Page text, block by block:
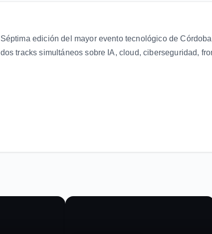
Séptima edición del mayor evento tecnológico de
dos tracks simultáneos sobre IA, cloud, ciberseguridad,